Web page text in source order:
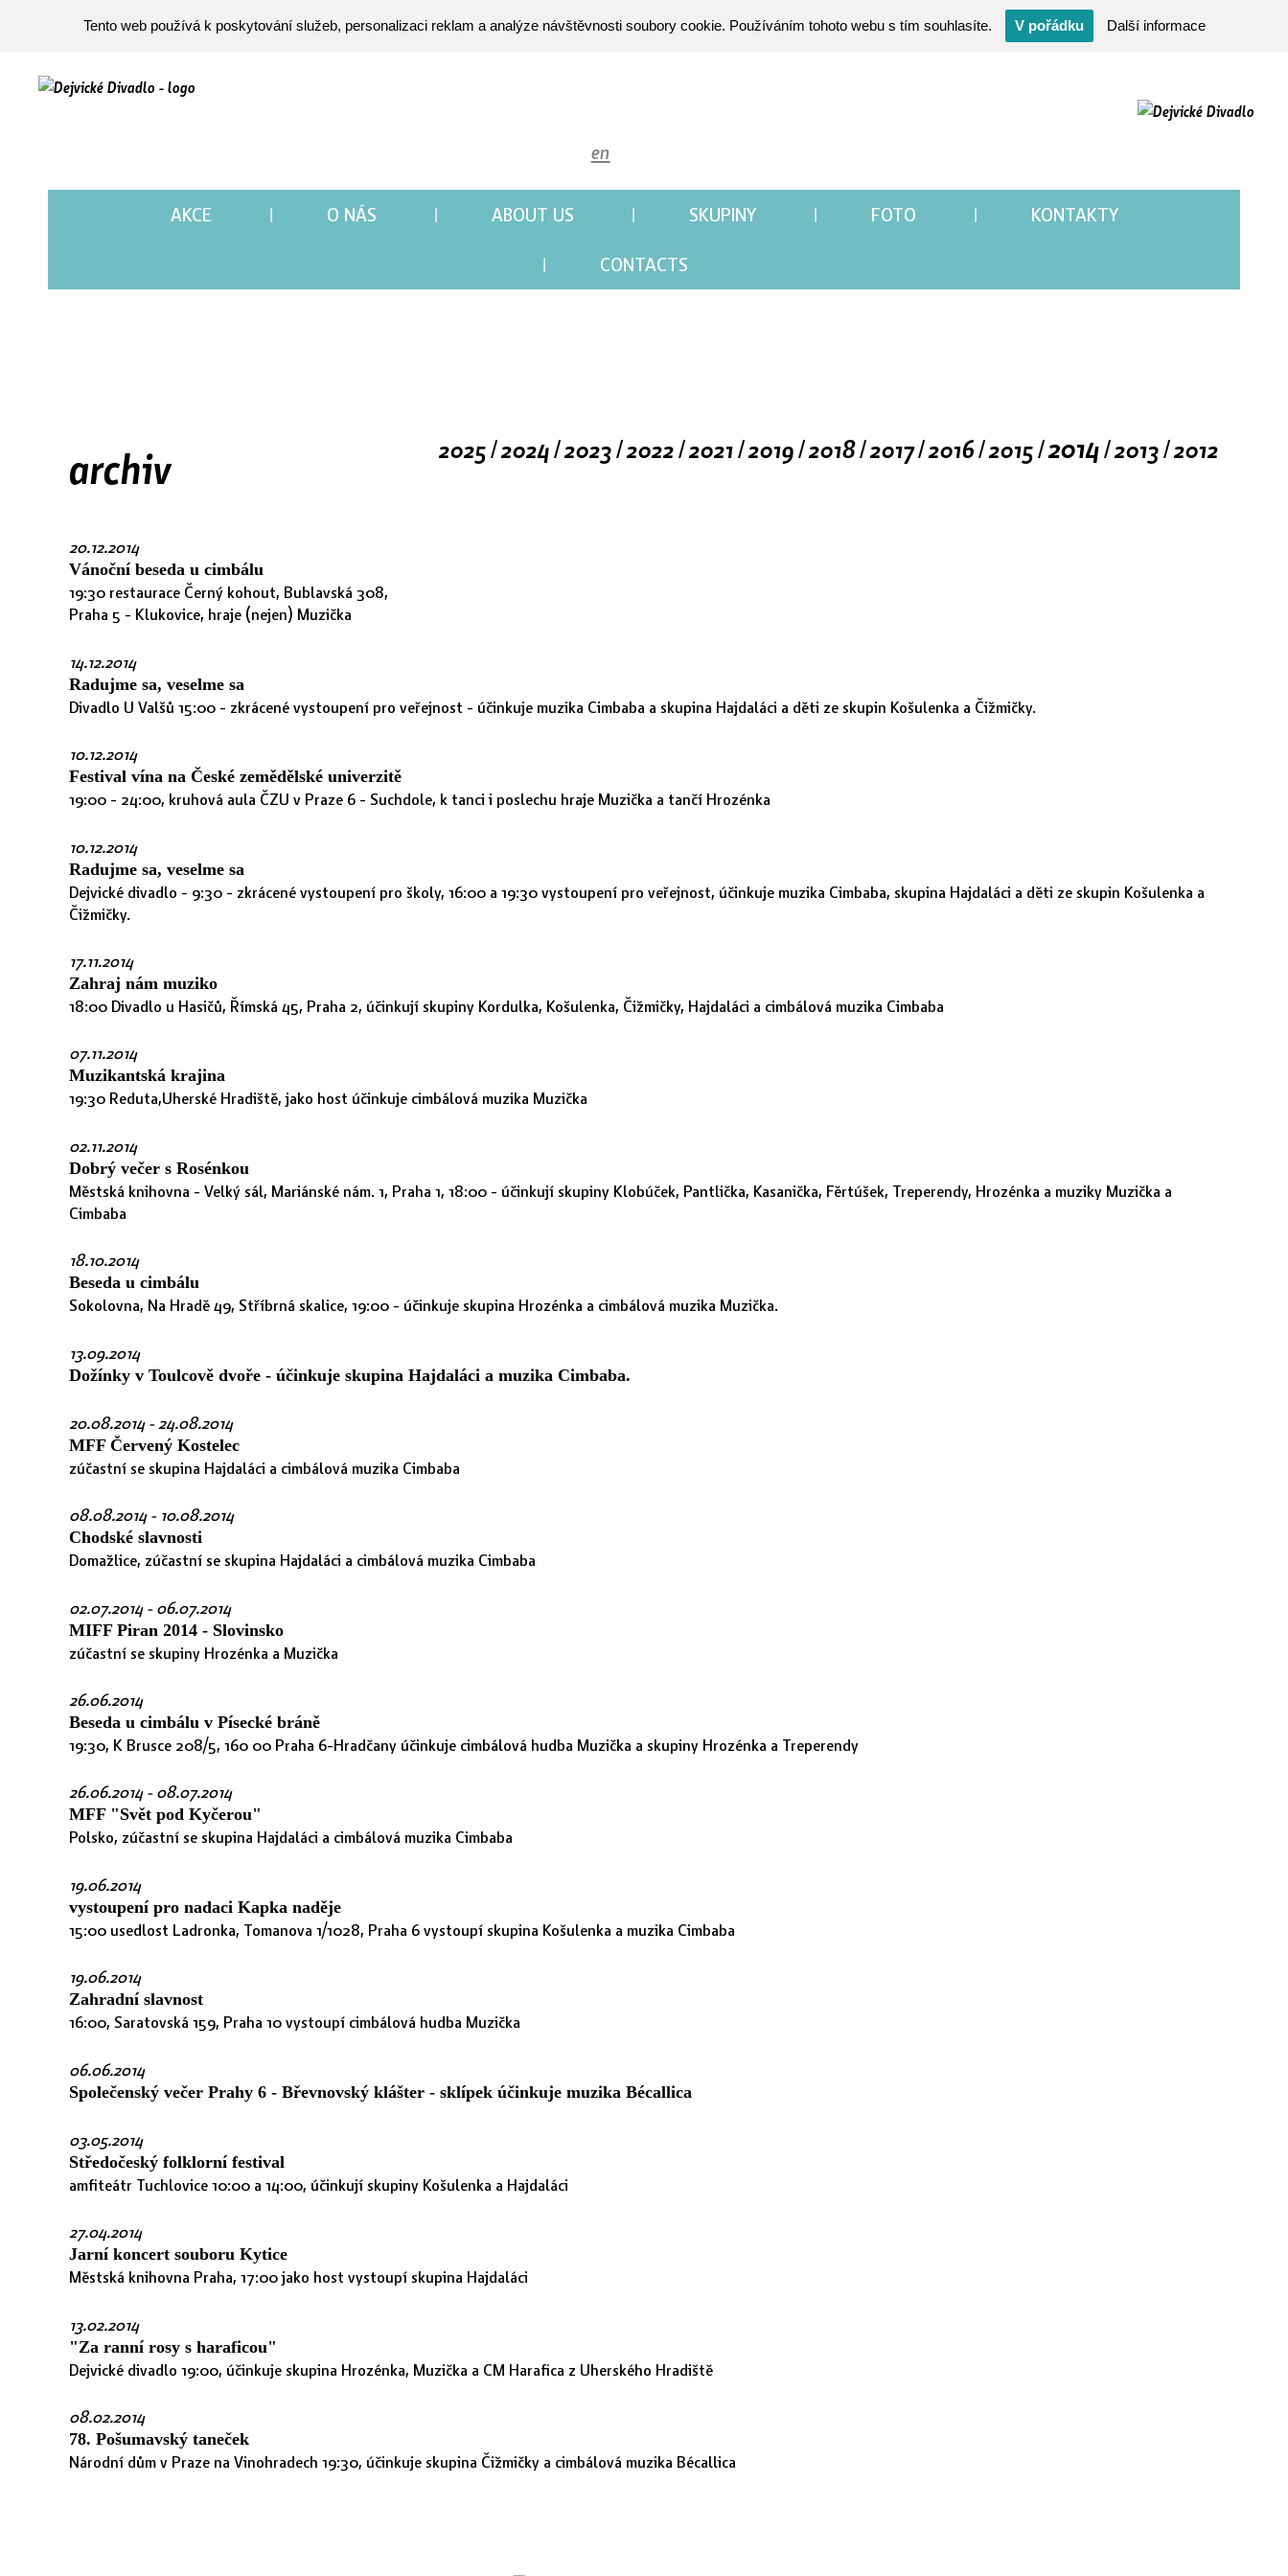
Tento web používá k poskytování služeb, personalizaci reklam a analýze návštěvnosti soubory cookie. Používáním tohoto webu s tím souhlasíte. V pořádku Další informace
AKCE O NÁS ABOUT US SKUPINY FOTO
KONTAKTY
CONTACTS
en
archiv 2025/2024/2023/2022/2021/2019/2018/2017/2016/2015/2014/2013/2012
20.12.2014
Vánoční beseda u cimbálu
19:30 restaurace Černý kohout, Bublavská 308,
Praha 5 - Klukovice, hraje (nejen) Muzička
14.12.2014
Radujme sa, veselme sa
Divadlo U Valšů 15:00 - zkrácené vystoupení pro veřejnost - účinkuje muzika Cimbaba a skupina Hajdaláci a děti ze skupin Košulenka a Čižmičky.
10.12.2014
Festival vína na České zemědělské univerzitě
19:00 - 24:00, kruhová aula ČZU v Praze 6 - Suchdole, k tanci i poslechu hraje Muzička a tančí Hrozénka
10.12.2014
Radujme sa, veselme sa
Dejvické divadlo - 9:30 - zkrácené vystoupení pro školy, 16:00 a 19:30 vystoupení pro veřejnost, účinkuje muzika Cimbaba, skupina Hajdaláci a děti ze skupin Košulenka a
Čižmičky.
17.11.2014
Zahraj nám muziko
18:00 Divadlo u Hasičů, Římská 45, Praha 2, účinkují skupiny Kordulka, Košulenka, Čižmičky, Hajdaláci a cimbálová muzika Cimbaba
07.11.2014
Muzikantská krajina
19:30 Reduta,Uherské Hradiště, jako host účinkuje cimbálová muzika Muzička
02.11.2014
Dobrý večer s Rosénkou
Městská knihovna - Velký sál, Mariánské nám. 1, Praha 1, 18:00 - účinkují skupiny Klobúček, Pantlička, Kasanička, Fěrtúšek, Treperendy, Hrozénka a muziky Muzička a
Cimbaba
18.10.2014
Beseda u cimbálu
Sokolovna, Na Hradě 49, Stříbrná skalice, 19:00 - účinkuje skupina Hrozénka a cimbálová muzika Muzička.
13.09.2014
Dožínky v Toulcově dvoře - účinkuje skupina Hajdaláci a muzika Cimbaba.
20.08.2014- 24.08.2014
MFF Červený Kostelec
zúčastní se skupina Hajdaláci a cimbálová muzika Cimbaba
08.08.2014- 10.08.2014
Chodské slavnosti
Domažlice, zúčastní se skupina Hajdaláci a cimbálová muzika Cimbaba
02.07.2014- 06.07.2014
MIFF Piran 2014 - Slovinsko
zúčastní se skupiny Hrozénka a Muzička
26.06.2014
Beseda u cimbálu v Písecké bráně
19:30, K Brusce 208/5, 160 00 Praha 6-Hradčany účinkuje cimbálová hudba Muzička a skupiny Hrozénka a Treperendy
26.06.2014- 08.07.2014
MFF "Svět pod Kyčerou"
Polsko, zúčastní se skupina Hajdaláci a cimbálová muzika Cimbaba
19.06.2014
vystoupení pro nadaci Kapka naděje
15:00 usedlost Ladronka, Tomanova 1/1028, Praha 6 vystoupí skupina Košulenka a muzika Cimbaba
19.06.2014
Zahradní slavnost
16:00, Saratovská 159, Praha 10 vystoupí cimbálová hudba Muzička
06.06.2014
Společenský večer Prahy 6 - Břevnovský klášter - sklípek účinkuje muzika Bécallica
03.05.2014
Středočeský folklorní festival
amfiteátr Tuchlovice 10:00 a 14:00, účinkují skupiny Košulenka a Hajdaláci
27.04.2014
Jarní koncert souboru Kytice
Městská knihovna Praha, 17:00 jako host vystoupí skupina Hajdaláci
13.02.2014
"Za ranní rosy s haraficou"
Dejvické divadlo 19:00, účinkuje skupina Hrozénka, Muzička a CM Harafica z Uherského Hradiště
08.02.2014
78. Pošumavský taneček
Národní dům v Praze na Vinohradech 19:30, účinkuje skupina Čižmičky a cimbálová muzika Bécallica